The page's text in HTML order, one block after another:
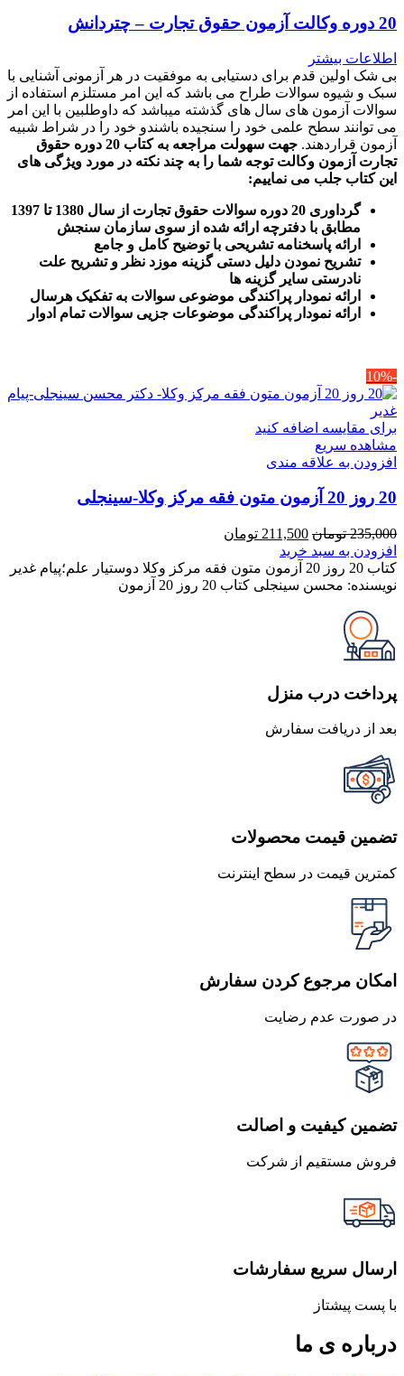
20 دوره وکالت آزمون حقوق تجارت – چتردانش
اطلاعات بیشتر
بی شک اولین قدم برای دستیابی به موفقیت در هر آزمونی آشنایی با
سبک و شیوه سوالات طراح می باشد که این امر مستلزم استفاده از
سوالات آزمون های سال های گذشته میباشد که داوطلبین با این امر
می توانند سطح علمی خود را سنجیده باشندو خود را در شراط شبیه
آزمون قراردهند.
جهت سهولت مراجعه به کتاب 20 دوره حقوق
تجارت آزمون وکالت توجه شما را به چند نکته در مورد ویژگی های
این کتاب جلب می نماییم:
گرداوری 20 دوره سوالات حقوق تجارت از سال 1380 تا 1397
مطابق با دفترچه ارائه شده از سوی سازمان سنجش
ارائه پاسخنامه تشریحی با توضیح کامل و جامع
تشریح نمودن دلیل دستی گزینه موزد نظر و تشریح علت
نادرستی سایر گزینه ها
ارائه نمودار پراکندگی موضوعی سوالات به تفکیک هرسال
رائه نمودار پراکندگی موضوعات جزیی سوالات تمام ادوار
-10%
برای مقایسه اضافه کنید
مشاهده سریع
افزودن به علاقه مندی
20 روز 20 آزمون متون فقه مرکز وکلا-سینجلی
235,000 تومان قیمت
اصلی
235,000 تومان
بود.
211,500 تومان
211,500 تومان
است.
افزودن به سبد خرید
کتاب 20 روز 20 آزمون متون فقه مرکز وکلا دوستیار علم؛پیام غدیر
نویسنده: محسن سینجلی کتاب 20 روز 20 آزمون
پرداخت درب منزل
بعد از دریافت سفارش
تضمین قیمت محصولات
کمترین قیمت در سطح اینترنت
امکان مرجوع کردن سفارش
در صورت عدم رضایت
تضمین کیفیت و اصالت
فروش مستقیم از شرکت
ارسال سریع سفارشات
با پست پیشتاز
درباره ی ما